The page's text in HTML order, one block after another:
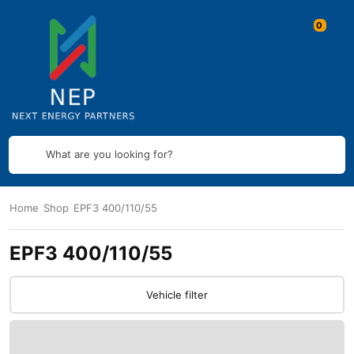
What are you looking for?
Home Shop EPF3 400/110/55
EPF3 400/110/55
Vehicle filter